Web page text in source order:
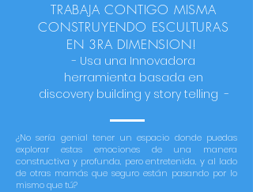
TRABAJA CONTIGO MISMA
CONSTRUYENDO ESCULTURAS
EN 3RA DIMENSION!
- Usa una Innovadora
herramienta basada en
discovery building y story telling -
¿No sería genial tener un espacio donde puedas
explorar estas emociones de una manera
constructiva y profunda, pero entretenida, y al lado
de otras mamás que seguro están pasando por lo
mismo que tú?